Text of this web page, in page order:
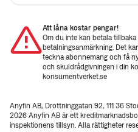
Att låna kostar pengar!
Om du inte kan betala
betalningsanmärkning. Det
teckna abonnemang och få
och skuldrådgivningen i din
konsumentverket.se
Anyfin AB, Drottninggatan 92, 111 36
2026 Anyfin AB är ett
inspektionens tillsyn. Alla rättigheter